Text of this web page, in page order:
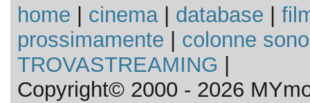
home cinema| database
prossimamente
colonne
TROVASTREAMING
Copyright© 2000 - 2026